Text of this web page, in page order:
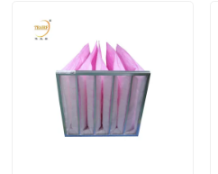
Tiefer Filter der Falten-HEPA
Vor Luftfilter